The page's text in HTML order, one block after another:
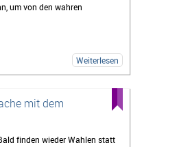
um von den wahren
Weiterlesen
mit dem
finden wieder Wahlen statt